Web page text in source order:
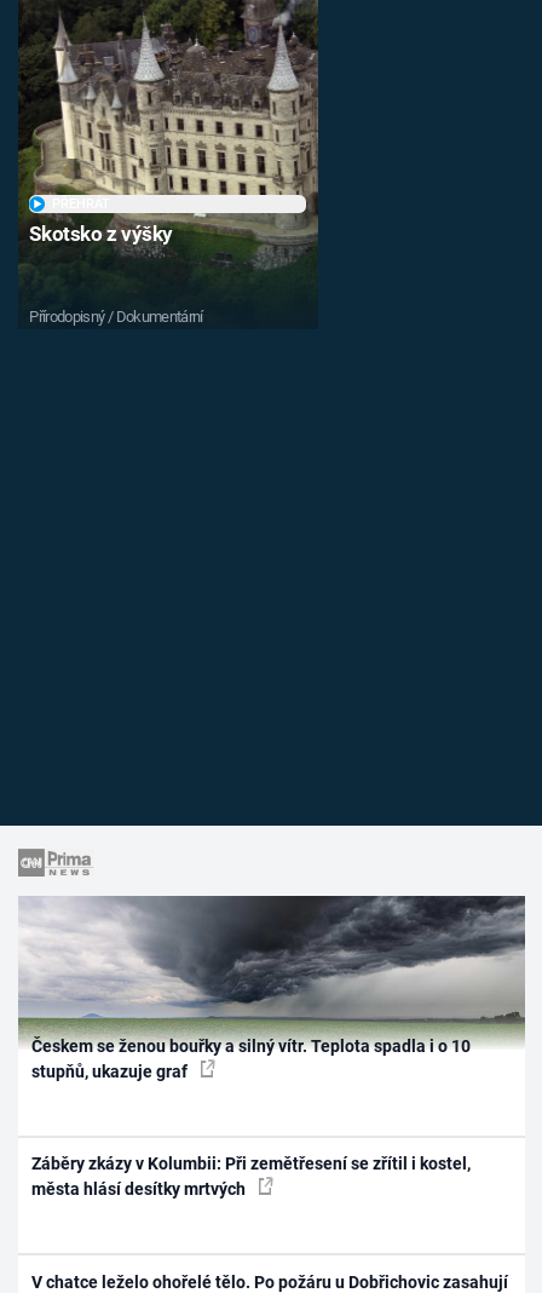
Skotsko z výšky
Přírodopisný / Dokumentární
Českem se ženou bouřky a silný vítr. Teplota spadla i o 10
stupňů, ukazuje graf
Záběry zkázy v Kolumbii: Při zemětřesení se zřítil i kostel,
města hlásí desítky mrtvých
V chatce leželo ohořelé tělo. Po požáru u Dobřichovic zasahují